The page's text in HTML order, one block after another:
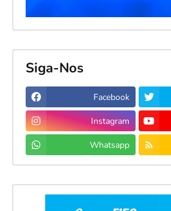
Siga-Nos
Facebook
Instagram
Whatsapp